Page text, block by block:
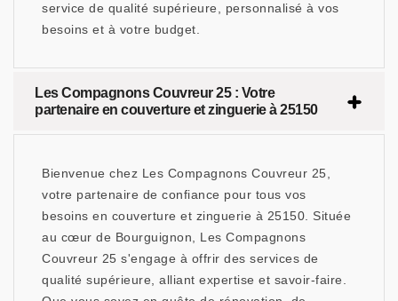
service de qualité supérieure, personnalisé à vos
besoins et à votre budget.
Les Compagnons Couvreur 25 : Votre
partenaire en couverture et zinguerie à 25150
Bienvenue chez Les Compagnons Couvreur 25,
votre partenaire de confiance pour tous vos
besoins en couverture et zinguerie à 25150. Située
au cœur de Bourguignon, Les Compagnons
Couvreur 25 s'engage à offrir des services de
qualité supérieure, alliant expertise et savoir-faire.